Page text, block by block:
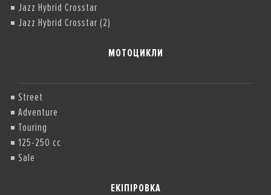
Jazz Hybrid Crosstar
Jazz Hybrid Crosstar (2)
МОТОЦИКЛИ
Street
Adventure
Touring
125-250 cc
Sale
ЕКІПІРОВКА